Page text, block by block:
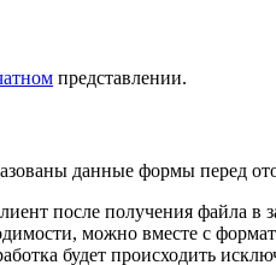
представлении.
данные формы перед
после получения файла
можно вместе с
будет происходить